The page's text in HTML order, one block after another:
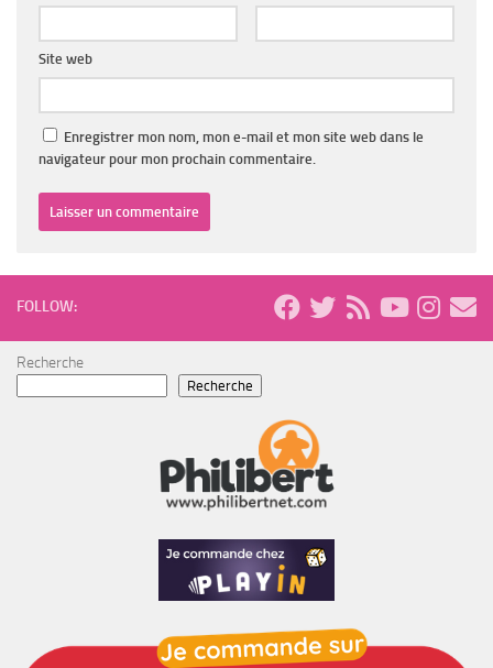
Site web
Enregistrer mon nom, mon e-mail et mon site web dans le
navigateur pour mon prochain commentaire.
FOLLOW:
Recherche
Recherche